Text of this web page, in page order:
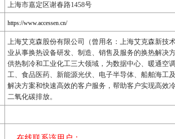
上海市嘉定区谢春路1458号
https://www.accessen.cn/
上海艾克森股份有限公司（曾用名：上海艾克森新技
业从事换热设备研发、制造、销售及服务的换热解决
供热制冷和工业化工三大领域，为数据中心、暖通空
工、食品医药、新能源光伏、电子半导体、船舶海工
解决方案和快速高效的客户服务，帮助客户实现高效
二氧化碳排放。